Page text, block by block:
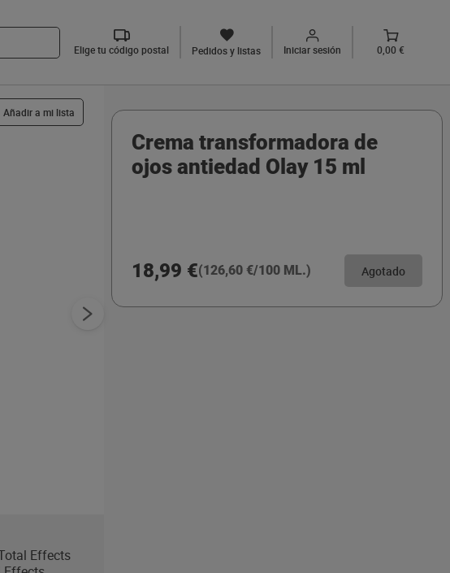
Elige tu código postal Pedidos y listas Iniciar sesión 0,00 €
Añadir a mi lista
Effects
Crema transformadora de
ojos antiedad Olay 15 ml
18,99 €(126,60 €/100 ML.) Agotado